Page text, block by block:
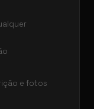
e fotos